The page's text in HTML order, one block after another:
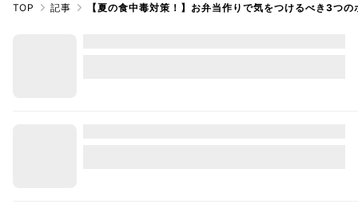
TOP 記事 【夏の食中毒対策！】お弁当作りで気をつけるべき3つ